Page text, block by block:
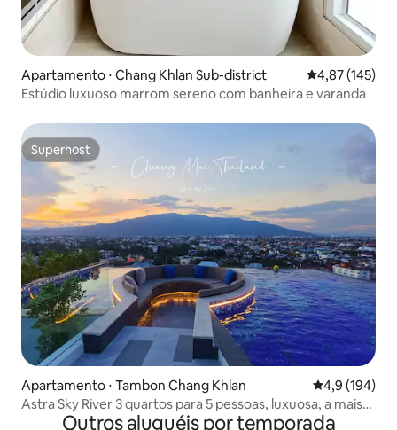
Apartamento ⋅ Chang Khlan Sub-district 4,87 de uma
4,87 (145)
Estúdio luxuoso marrom sereno com banheira e varanda
Superhost
Superhost
Apartamento ⋅ Tambon Chang Khlan 4,9 de uma
4,9 (194)
Astra Sky River 3 quartos para 5 pessoas, luxuosa, a mais
longa e mais bonita piscina infinita da Tailândia + a mais
Outros aluguéis por temporada